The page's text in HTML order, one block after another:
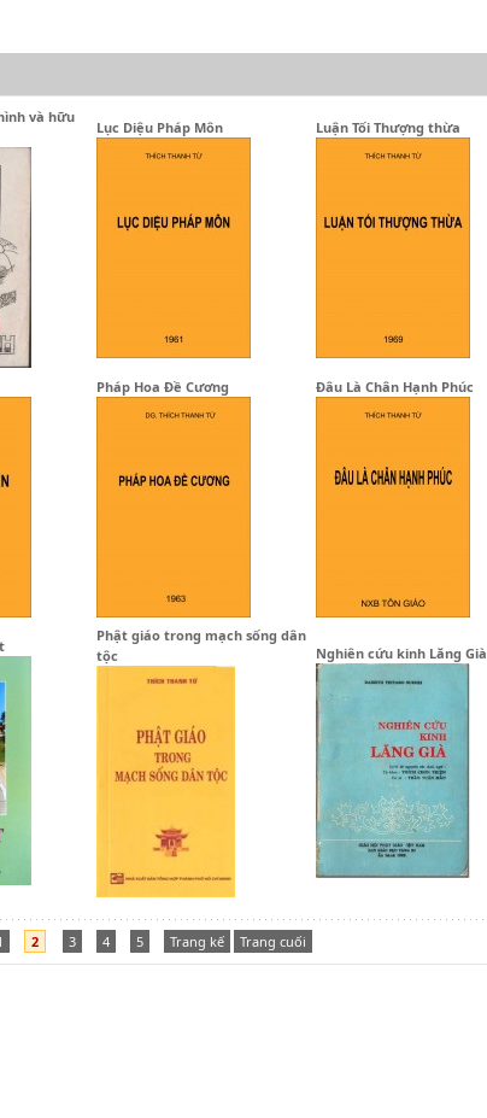
và hữu
Lục Diệu Pháp Môn Luận Tối Thượng thừa
Pháp Hoa Đề Cương Đâu Là Chân Hạnh Phúc
Phật giáo trong mạch sống dân
tộc
Nghiên cứu kinh Lăng Già
2 3 4 5 Trang kế Trang cuối